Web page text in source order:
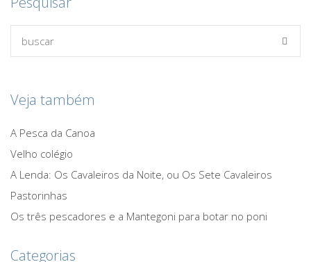
Veja também
A Pesca da Canoa
Velho colégio
A Lenda: Os Cavaleiros da Noite, ou Os Sete Cavaleiros
Pastorinhas
Os três pescadores e a Mantegoni para botar no poni
Categorias